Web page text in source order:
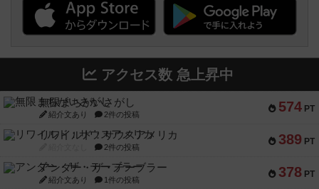
アクセス数 急上昇中
574 PT
無限まちがいさがし
紹介文あり 2件の投稿
389 PT
リワイルド：サウスアメリカ
2件の投稿
378 PT
アンダー・ザ・テーブラー
紹介文あり 1件の投稿